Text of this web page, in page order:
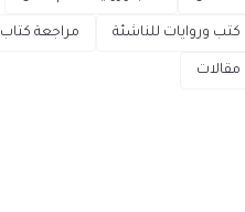
كتب وروايات للناشئة مراجعة كتاب
مقالات